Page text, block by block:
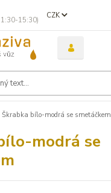
CZK
15:30)
Škrabka bílo-modrá se smetáčkem
modrá se